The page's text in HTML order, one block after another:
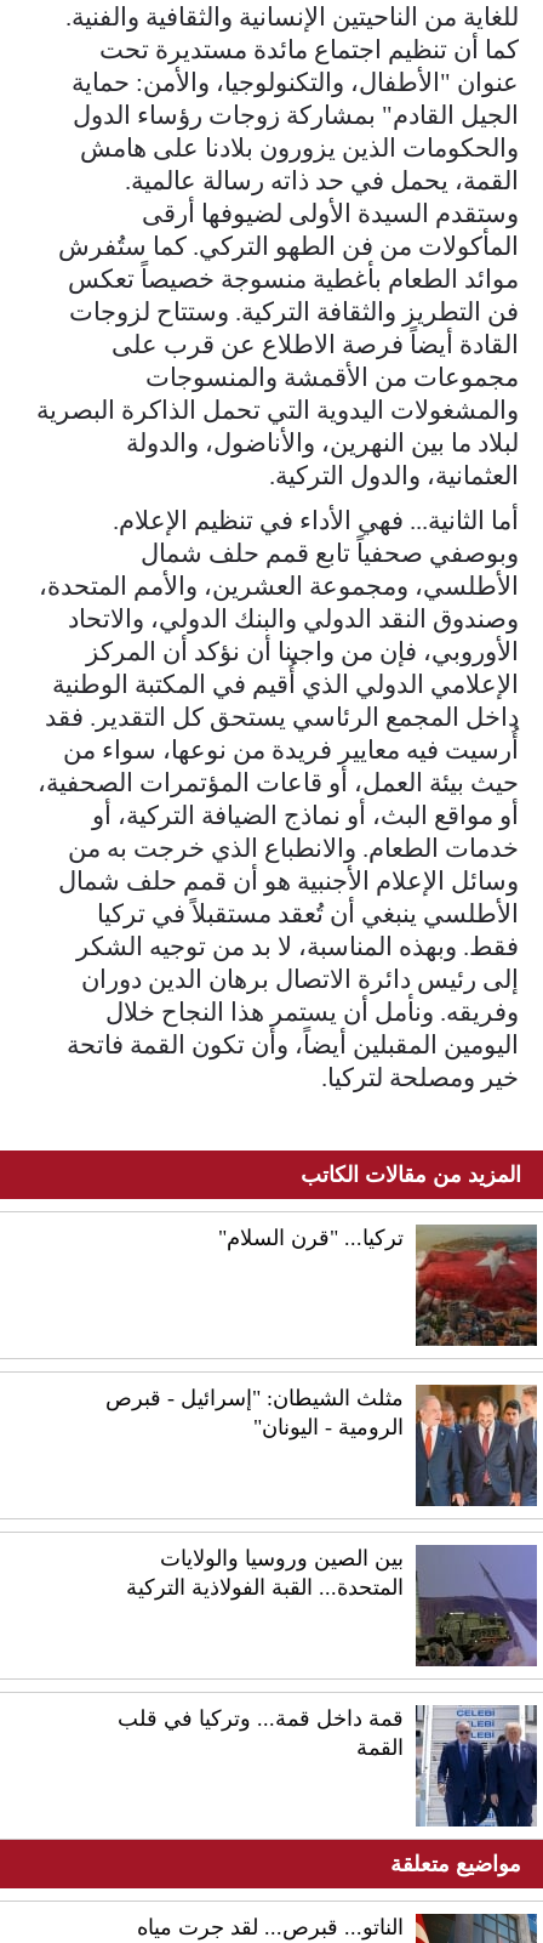
للغاية من الناحيتين الإنسانية والثقافية والفنية.
كما أن تنظيم اجتماع مائدة مستديرة تحت
عنوان "الأطفال، والتكنولوجيا، والأمن: حماية
الجيل القادم" بمشاركة زوجات رؤساء الدول
والحكومات الذين يزورون بلادنا على هامش
القمة، يحمل في حد ذاته رسالة عالمية.
وستقدم السيدة الأولى لضيوفها أرقى
المأكولات من فن الطهو التركي. كما ستُفرش
موائد الطعام بأغطية منسوجة خصيصاً تعكس
فن التطريز والثقافة التركية. وستتاح لزوجات
القادة أيضاً فرصة الاطلاع عن قرب على
مجموعات من الأقمشة والمنسوجات
والمشغولات اليدوية التي تحمل الذاكرة البصرية
لبلاد ما بين النهرين، والأناضول، والدولة
العثمانية، والدول التركية.
أما الثانية... فهي الأداء في تنظيم الإعلام.
وبوصفي صحفياً تابع قمم حلف شمال
الأطلسي، ومجموعة العشرين، والأمم المتحدة،
وصندوق النقد الدولي والبنك الدولي، والاتحاد
الأوروبي، فإن من واجبنا أن نؤكد أن المركز
الإعلامي الدولي الذي أُقيم في المكتبة الوطنية
داخل المجمع الرئاسي يستحق كل التقدير. فقد
أُرسيت فيه معايير فريدة من نوعها، سواء من
حيث بيئة العمل، أو قاعات المؤتمرات الصحفية،
أو مواقع البث، أو نماذج الضيافة التركية، أو
خدمات الطعام. والانطباع الذي خرجت به من
وسائل الإعلام الأجنبية هو أن قمم حلف شمال
الأطلسي ينبغي أن تُعقد مستقبلاً في تركيا
فقط. وبهذه المناسبة، لا بد من توجيه الشكر
إلى رئيس دائرة الاتصال برهان الدين دوران
وفريقه. ونأمل أن يستمر هذا النجاح خلال
اليومين المقبلين أيضاً، وأن تكون القمة فاتحة
خير ومصلحة لتركيا.
المزيد من مقالات الكاتب
تركيا... "قرن السلام"
مثلث الشيطان: "إسرائيل - قبرص
الرومية - اليونان"
بين الصين وروسيا والولايات
المتحدة... القبة الفولاذية التركية
قمة داخل قمة... وتركيا في قلب
القمة
مواضيع متعلقة
الناتو... قبرص... لقد جرت مياه